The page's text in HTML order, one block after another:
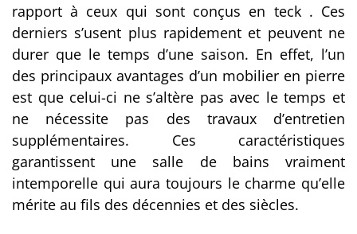
rapport à ceux qui sont conçus en teck . Ces
derniers s’usent plus rapidement et peuvent ne
durer que le temps d’une saison. En effet, l’un
des principaux avantages d’un mobilier en pierre
est que celui-ci ne s’altère pas avec le temps et
ne nécessite pas des travaux d’entretien
supplémentaires. Ces caractéristiques
garantissent une salle de bains vraiment
intemporelle qui aura toujours le charme qu’elle
mérite au fils des décennies et des siècles.